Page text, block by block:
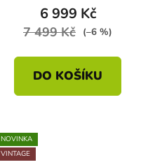
6 999 Kč
7 499 Kč (–6 %)
DO KOŠÍKU
NOVINKA
VINTAGE